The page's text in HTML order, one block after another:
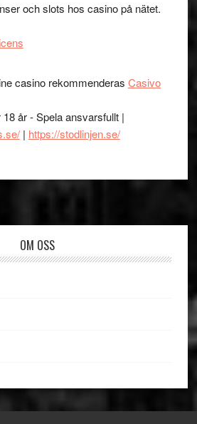
och slots hos casino på nätet.
casino rekommenderas Casivo
år - Spela ansvarsfullt |
| https://stodlinjen.se/
OM OSS